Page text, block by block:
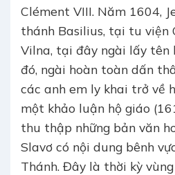
Clément VIII. Năm 1604,
thánh Basilius, tại tu viện
Vilna, tại đây ngài lấy tên
đó, ngài hoàn toàn dấn
các anh em ly khai trở về
một khảo luận hộ giáo
thu thập những bản văn
Slavơ có nội dung bênh
Thánh. Đây là thời kỳ